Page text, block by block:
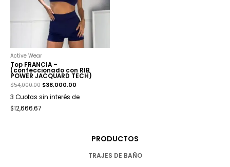
Active Wear
Top FRANCIA –
(confeccionado con RIB
POWER JACQUARD TECH)
$54,000.00 $38,000.00
3 Cuotas sin interés de
$12,666.67
PRODUCTOS
TRAJES DE BAÑO